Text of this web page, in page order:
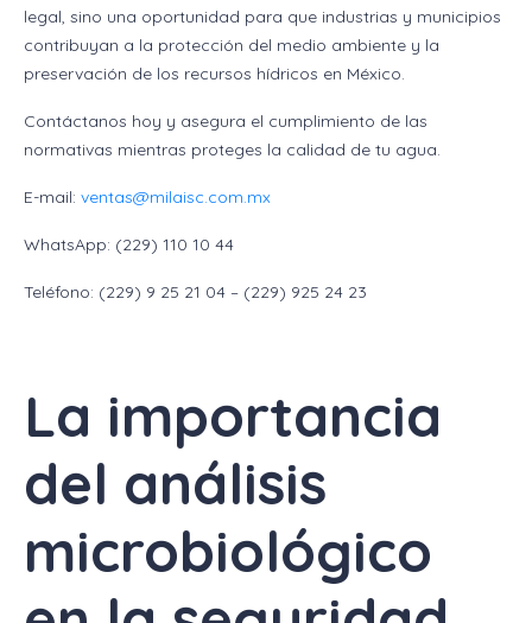
legal, sino una oportunidad para que industrias y municipios
contribuyan a la protección del medio ambiente y la
preservación de los recursos hídricos en México.
Contáctanos hoy y asegura el cumplimiento de las
normativas mientras proteges la calidad de tu agua.
E-mail: ventas@milaisc.com.mx
WhatsApp: (229) 110 10 44
Teléfono: (229) 9 25 21 04 – (229) 925 24 23
La importancia
del análisis
microbiológico